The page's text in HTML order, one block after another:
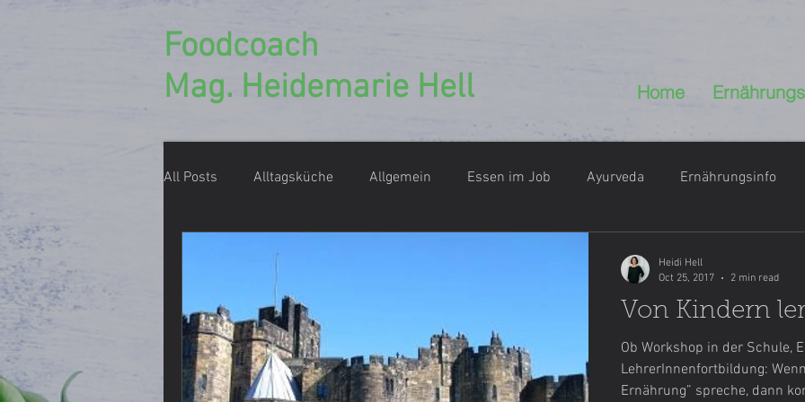
Foodcoach
Mag. Heidemarie Hell
Home
All Posts Alltagsküche Allgemein Essen im Job Ayurveda Ernährungsinfo
Ernährungsberatung
Einmachen, Konservieren Gesunde Jause
Foodcoach Rezept Geschenke aus der Küche Hülsenfrüchte Frühstück
Von Kindern
Ob Workshop in der Schule,
LehrerInnenfortbildung:
Ernährung” spreche, dann
Heidi Hell
Oct 25, 2017
2 min read